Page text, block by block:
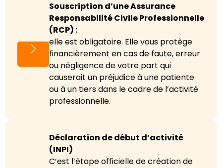
Souscription d’une Assurance
Responsabilité Civile Professionnelle
(RCP) :
elle est obligatoire. Elle vous protège
financièrement en cas de faute, erreur
ou négligence de votre part qui
causerait un préjudice à une patiente
ou à un tiers dans le cadre de l’activité
professionnelle.
Déclaration de début d’activité
(INPI)
C’est l’étape officielle de création de